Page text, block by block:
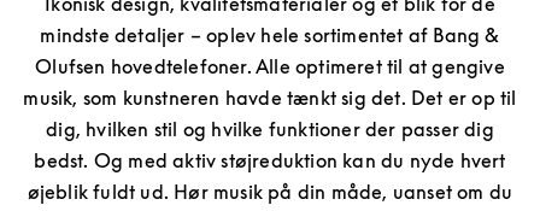
mindste detaljer – oplev hele sortimentet af Bang &
Olufsen hovedtelefoner. Alle optimeret til at gengive
musik, som kunstneren havde tænkt sig det. Det er op til
dig, hvilken stil og hvilke funktioner der passer dig
bedst. Og med aktiv støjreduktion kan du nyde hvert
øjeblik fuldt ud. Hør musik på din måde, uanset om du